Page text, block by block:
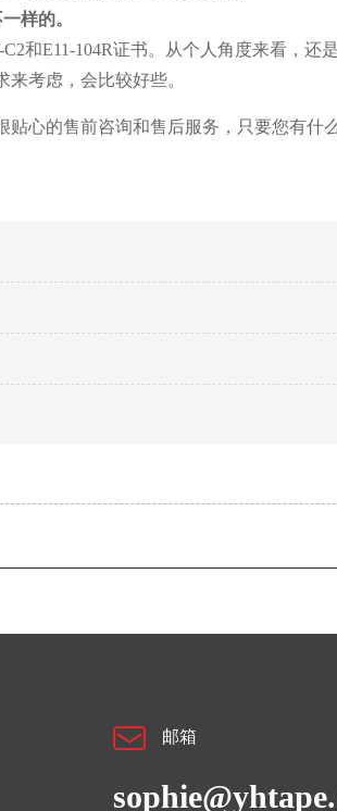
样的。
和E11-104R证书。从个人角度来看，还
考虑，会比较好些。
心的售前咨询和售后服务，只要您有什
邮箱